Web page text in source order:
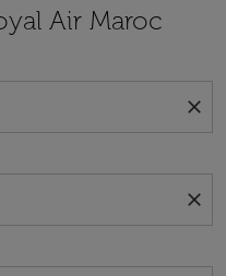
Air Maroc
close
close